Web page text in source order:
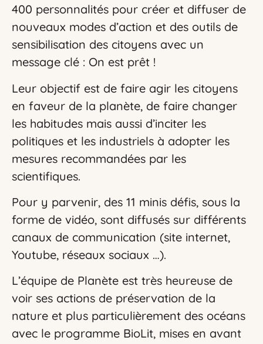
400 personnalités pour créer et diffuser de
nouveaux modes d’action et des outils de
sensibilisation des citoyens avec un
message clé : On est prêt !
Leur objectif est de faire agir les citoyens
en faveur de la planète, de faire changer
les habitudes mais aussi d’inciter les
politiques et les industriels à adopter les
mesures recommandées par les
scientifiques.
Pour y parvenir, des 11 minis défis, sous la
forme de vidéo, sont diffusés sur différents
canaux de communication (site internet,
Youtube, réseaux sociaux …).
L’équipe de Planète est très heureuse de
voir ses actions de préservation de la
nature et plus particulièrement des océans
avec le programme BioLit, mises en avant